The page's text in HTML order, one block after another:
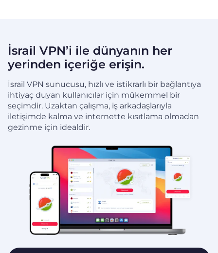
İsrail VPN’i ile dünyanın her
yerinden içeriğe erişin.
İsrail VPN sunucusu, hızlı ve istikrarlı bir bağlantıya
ihtiyaç duyan kullanıcılar için mükemmel bir
seçimdir. Uzaktan çalışma, iş arkadaşlarıyla
iletişimde kalma ve internette kısıtlama olmadan
gezinme için idealdir.